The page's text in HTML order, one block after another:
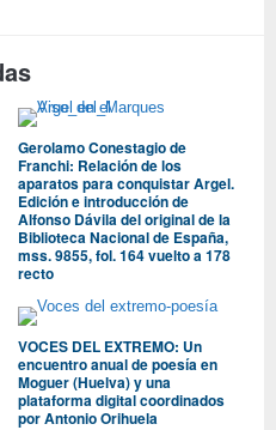
Gerolamo Conestagio de
Franchi: Relación de los
aparatos para conquistar Argel.
Edición e introducción de
Alfonso Dávila del original de la
Biblioteca Nacional de España,
mss. 9855, fol. 164 vuelto a 178
recto
VOCES DEL EXTREMO: Un
encuentro anual de poesía en
Moguer (Huelva) y una
plataforma digital coordinados
por Antonio Orihuela